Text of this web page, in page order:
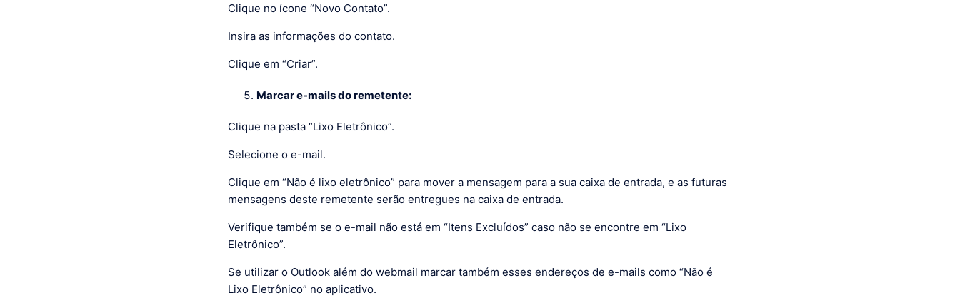
Clique no ícone “Novo Contato”.
Insira as informações do contato.
Clique em “Criar”.
Marcar e-mails do remetente:
Clique na pasta “Lixo Eletrônico”.
Selecione o e-mail.
Clique em “Não é lixo eletrônico” para mover a mensagem para a sua caixa de entrada, e as futuras
mensagens deste remetente serão entregues na caixa de entrada.
Verifique também se o e-mail não está em “Itens Excluídos” caso não se encontre em “Lixo
Eletrônico”.
Se utilizar o Outlook além do webmail marcar também esses endereços de e-mails como “Não é
Lixo Eletrônico” no aplicativo.